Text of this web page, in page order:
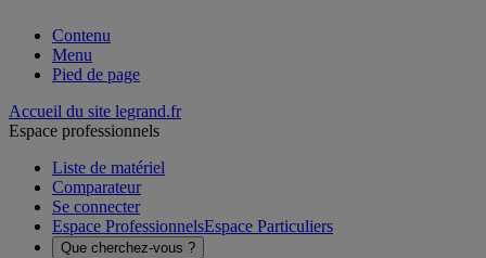
Contenu
Menu
Pied de page
Accueil du site legrand.fr
Espace professionnels
Liste de matériel
Comparateur
Se connecter
Espace ProfessionnelsEspace Particuliers
Que cherchez-vous ?